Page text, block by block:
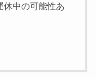
休中の可能性あ